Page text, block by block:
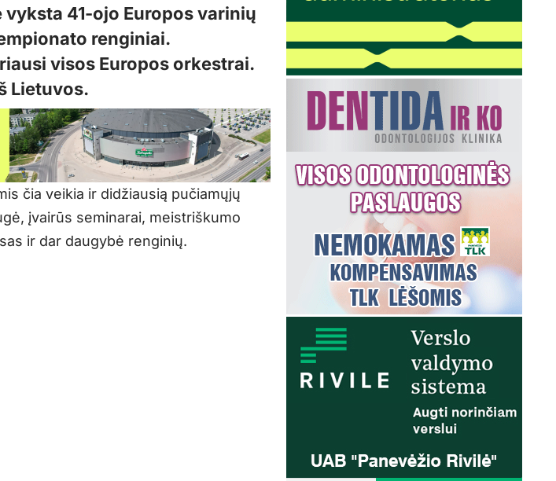
41-ojo Europos varinių
renginiai.
visos Europos orkestrai.
Lietuvos.
čia veikia ir didžiausią pučiamųjų
įvairūs seminarai, meistriškumo
ir dar daugybė renginių.